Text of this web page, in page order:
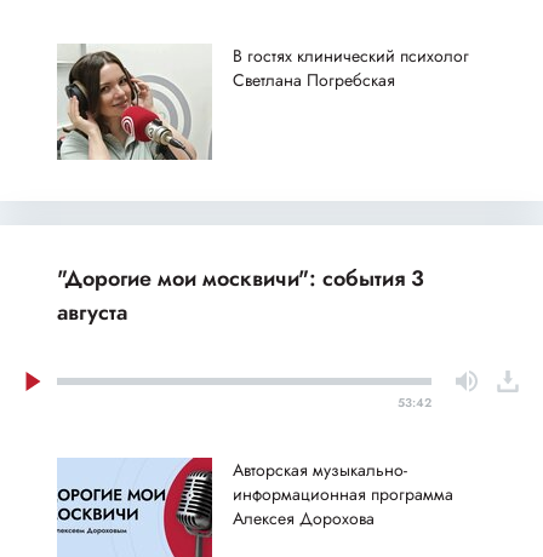
В гостях клинический психолог
Светлана Погребская
"Дорогие мои москвичи": события 3
августа
53:42
Авторская музыкально-
информационная программа
Алексея Дорохова